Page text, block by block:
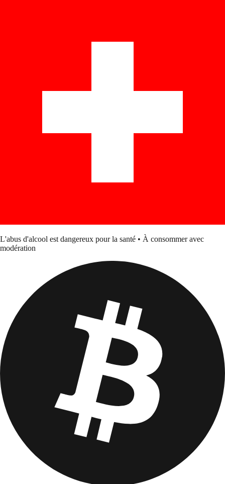
L'abus d'alcool est dangereux pour la santé • À consommer avec
modération